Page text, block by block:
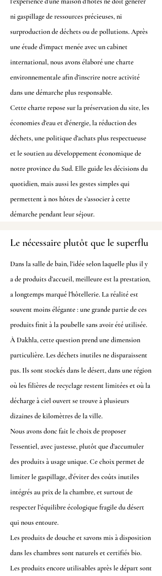
ni gaspillage de ressources précieuses, ni
surproduction de déchets ou de pollutions. Après
une étude d’impact menée avec un cabinet
international, nous avons élaboré une charte
environnementale afin d’inscrire notre activité
dans une démarche plus responsable.
Cette charte repose sur la préservation du site, les
économies d’eau et d’énergie, la réduction des
déchets, une politique d’achats plus respectueuse
et le soutien au développement économique de
notre province du Sud. Elle guide les décisions du
quotidien, mais aussi les gestes simples qui
permettent à nos hôtes de s’associer à cette
démarche pendant leur séjour.
Le nécessaire plutôt que le superflu
Dans la salle de bain, l’idée selon laquelle plus il y
a de produits d’accueil, meilleure est la prestation,
a longtemps marqué l’hôtellerie. La réalité est
souvent moins élégante : une grande partie de ces
produits finit à la poubelle sans avoir été utilisée.
À Dakhla, cette question prend une dimension
particulière. Les déchets inutiles ne disparaissent
pas. Ils sont stockés dans le désert, dans une région
où les filières de recyclage restent limitées et où la
décharge à ciel ouvert se trouve à plusieurs
dizaines de kilomètres de la ville.
Nous avons donc fait le choix de proposer
l’essentiel, avec justesse, plutôt que d’accumuler
des produits à usage unique. Ce choix permet de
limiter le gaspillage, d’éviter des coûts inutiles
intégrés au prix de la chambre, et surtout de
respecter l’équilibre écologique fragile du désert
qui nous entoure.
Les produits de douche et savons mis à disposition
dans les chambres sont naturels et certifiés bio.
Les produits encore utilisables après le départ sont